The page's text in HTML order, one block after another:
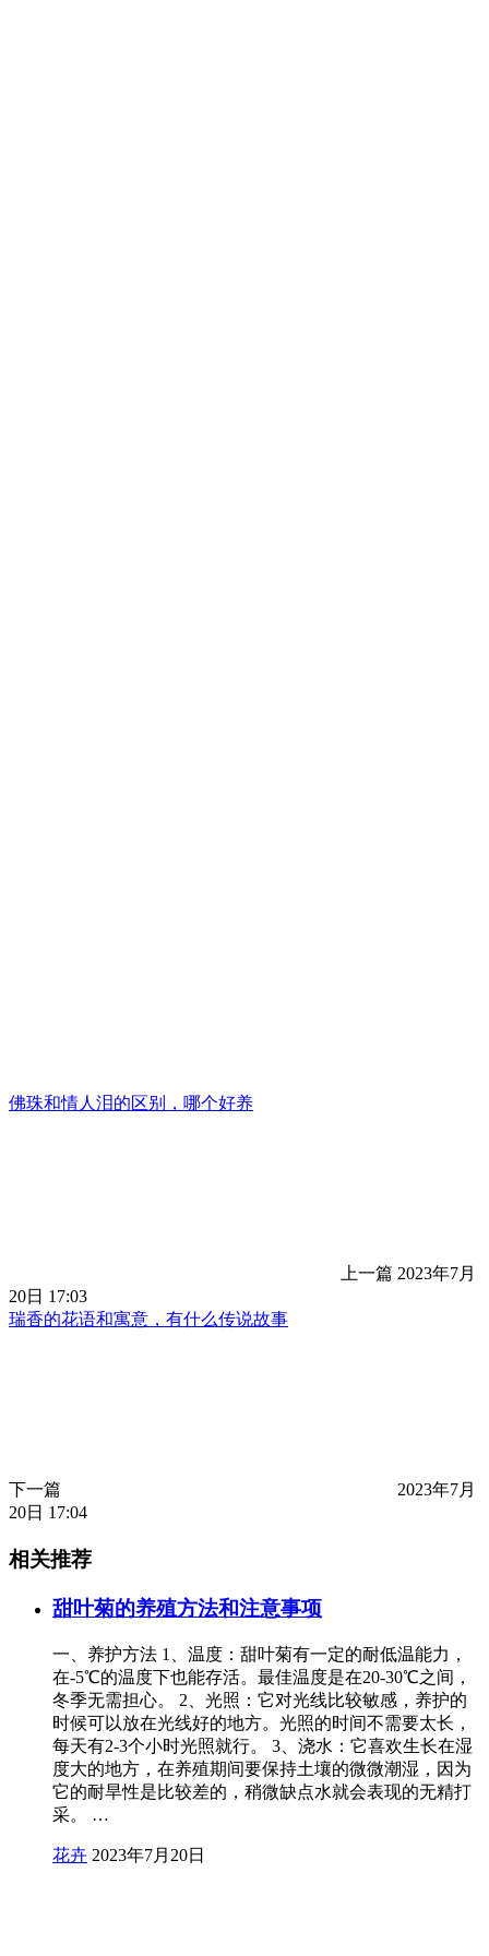
佛珠和情人泪的区别，哪个好养
上一篇 2023年7月
20日 17:03
瑞香的花语和寓意，有什么传说故事
下一篇
2023年7月
20日 17:04
相关推荐
甜叶菊的养殖方法和注意事项
一、养护方法 1、温度：甜叶菊有一定的耐低温能力，
在-5℃的温度下也能存活。最佳温度是在20-30℃之间，
冬季无需担心。 2、光照：它对光线比较敏感，养护的
时候可以放在光线好的地方。光照的时间不需要太长，
每天有2-3个小时光照就行。 3、浇水：它喜欢生长在湿
度大的地方，在养殖期间要保持土壤的微微潮湿，因为
它的耐旱性是比较差的，稍微缺点水就会表现的无精打
采。 …
花卉 2023年7月20日